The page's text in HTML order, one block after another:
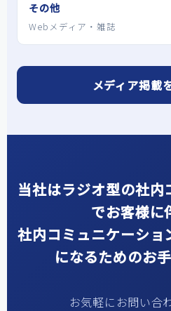
その他
Webメディア・雑誌
メディア掲載
当社はラジオ型の社
でお客様に
社内コミュニケーショ
になるためのお
お気軽にお問い合